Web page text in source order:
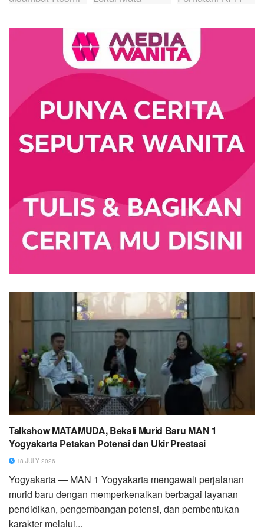
Talkshow MATAMUDA, Bekali Murid Baru MAN 1
Yogyakarta Petakan Potensi dan Ukir Prestasi
18 JULY 2026
Yogyakarta — MAN 1 Yogyakarta mengawali perjalanan
murid baru dengan memperkenalkan berbagai layanan
pendidikan, pengembangan potensi, dan pembentukan
karakter melalui...